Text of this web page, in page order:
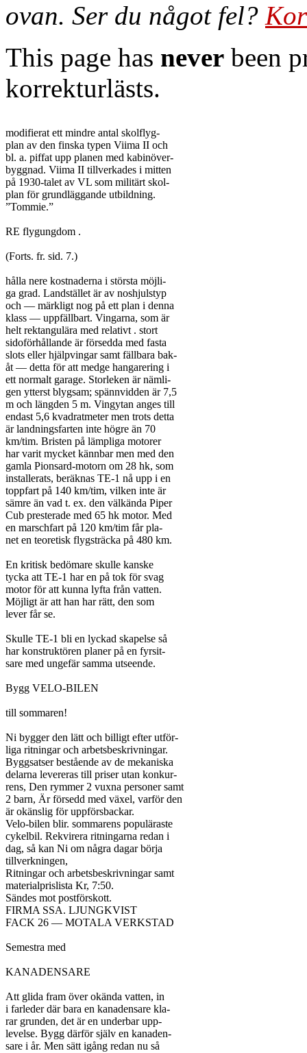
ovan. Ser du något fel?
This page has never been
korrekturlästs.
modifierat ett mindre antal skolflyg-
plan av den finska typen Viima II och
bl. a. piffat upp planen med kabinöver-
byggnad. Viima II tillverkades i mitten
på 1930-talet av VL som militärt skol-
plan för grundläggande utbildning.
”Tommie.”
RE flygungdom .
(Forts. fr. sid. 7.)
hålla nere kostnaderna i största möjli-
ga grad. Landstället är av noshjulstyp
och — märkligt nog på ett plan i denna
klass — uppfällbart. Vingarna, som är
helt rektangulära med relativt . stort
sidoförhållande är försedda med fasta
slots eller hjälpvingar samt fällbara bak-
åt — detta för att medge hangarering i
ett normalt garage. Storleken är nämli-
gen ytterst blygsam; spännvidden är 7,5
m och längden 5 m. Vingytan anges till
endast 5,6 kvadratmeter men trots detta
är landningsfarten inte högre än 70
km/tim. Bristen på lämpliga motorer
har varit mycket kännbar men med den
gamla Pionsard-motorn om 28 hk, som
installerats, beräknas TE-1 nå upp i en
toppfart på 140 km/tim, vilken inte är
sämre än vad t. ex. den välkända Piper
Cub presterade med 65 hk motor. Med
en marschfart på 120 km/tim får pla-
net en teoretisk flygsträcka på 480 km.
En kritisk bedömare skulle kanske
tycka att TE-1 har en på tok för svag
motor för att kunna lyfta från vatten.
Möjligt är att han har rätt, den som
lever får se.
Skulle TE-1 bli en lyckad skapelse så
har konstruktören planer på en fyrsit-
sare med ungefär samma utseende.
Bygg VELO-BILEN
till sommaren!
Ni bygger den lätt och billigt efter utför-
liga ritningar och arbetsbeskrivningar.
Byggsatser bestående av de mekaniska
delarna levereras till priser utan konkur-
rens, Den rymmer 2 vuxna personer samt
2 barn, Är försedd med växel, varför den
är okänslig för uppförsbackar.
Velo-bilen blir. sommarens populäraste
cykelbil. Rekvirera ritningarna redan i
dag, så kan Ni om några dagar börja
tillverkningen,
Ritningar och arbetsbeskrivningar samt
materialprislista Kr, 7:50.
Sändes mot postförskott.
FIRMA SSA. LJUNGKVIST
FACK 26 — MOTALA VERKSTAD
Semestra med
KANADENSARE
Att glida fram över okända vatten, in
i farleder där bara en kanadensare kla-
rar grunden, det är en underbar upp-
levelse. Bygg därför själv en kanaden-
sare i år. Men sätt igång redan nu så